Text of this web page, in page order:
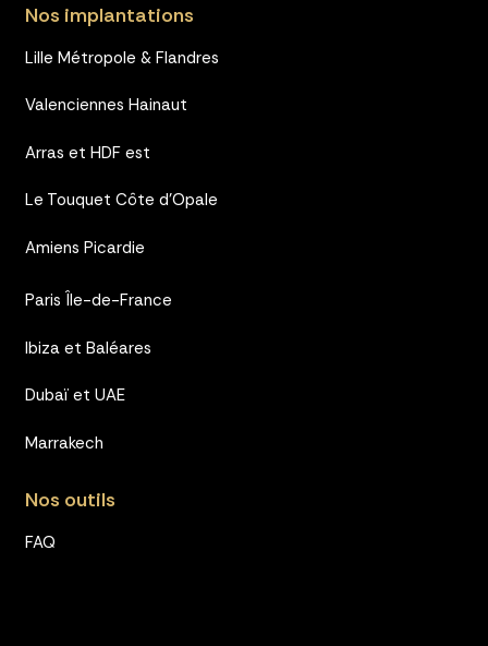
Nos implantations
Lille Métropole & Flandres
Valenciennes Hainaut
Arras et HDF est
Le Touquet Côte d’Opale
Amiens Picardie
Paris Île-de-France
Ibiza et Baléares
Dubaï et UAE
Marrakech
Nos outils
FAQ